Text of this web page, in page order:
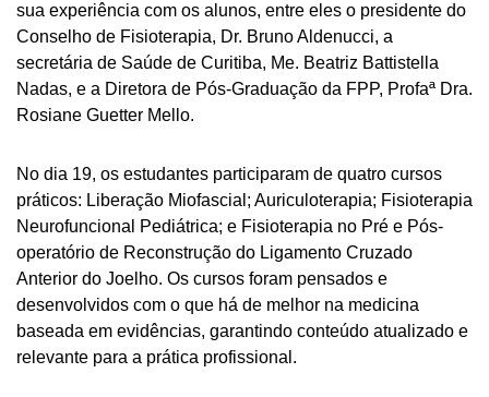
sua experiência com os alunos, entre eles o presidente do
Conselho de Fisioterapia, Dr. Bruno Aldenucci, a
secretária de Saúde de Curitiba, Me. Beatriz Battistella
Nadas, e a Diretora de Pós-Graduação da FPP, Profaª Dra.
Rosiane Guetter Mello.
No dia 19, os estudantes participaram de quatro cursos
práticos: Liberação Miofascial; Auriculoterapia; Fisioterapia
Neurofuncional Pediátrica; e Fisioterapia no Pré e Pós-
operatório de Reconstrução do Ligamento Cruzado
Anterior do Joelho. Os cursos foram pensados e
desenvolvidos com o que há de melhor na medicina
baseada em evidências, garantindo conteúdo atualizado e
relevante para a prática profissional.